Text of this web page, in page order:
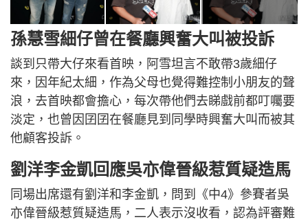
孫慧雪細仔曾在餐廳興奮大叫被投訴
談到只帶大仔來看首映，阿雪坦言不敢帶3歲細仔
來，因年紀太細，作為父母也覺得難控制小朋友的聲
浪，去首映都會擔心，每次帶他們去睇戲前都叮囑要
淡定，也曾因囝囝在餐廳見到同學時興奮大叫而被其
他顧客投訴。
劉洋李金凱回應吳亦偉晉級惹質疑造馬
同場出席還有劉洋和李金凱，問到《中4》參賽者吳
亦偉晉級惹質疑造馬，二人表示沒收看，認為評審難